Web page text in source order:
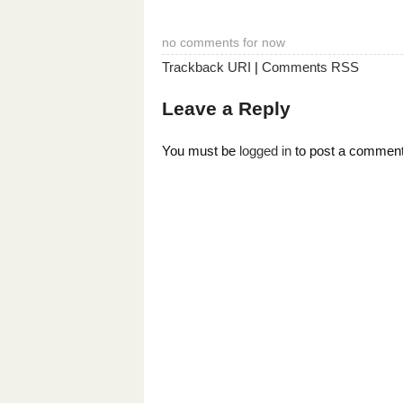
no comments for now
Trackback URI | Comments RSS
Leave a Reply
You must be logged in to post a